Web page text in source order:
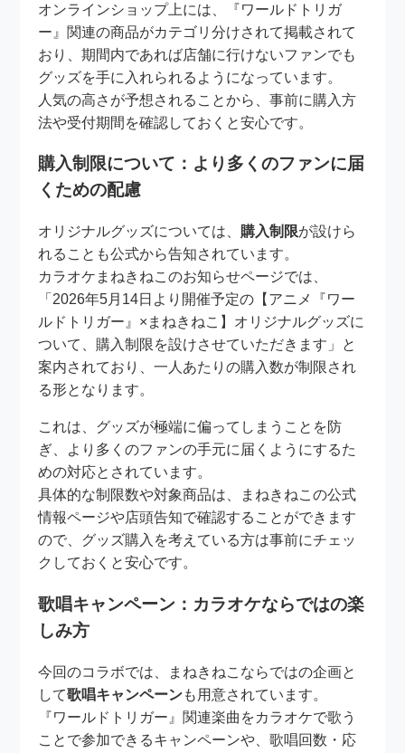
オンラインショップ上には、『ワールドトリガ
ー』関連の商品がカテゴリ分けされて掲載されて
おり、期間内であれば店舗に行けないファンでも
グッズを手に入れられるようになっています。
人気の高さが予想されることから、事前に購入方
法や受付期間を確認しておくと安心です。
購入制限について：より多くのファンに届
くための配慮
オリジナルグッズについては、 購入制限が設けら
れることも公式から告知されています。
カラオケまねきねこのお知らせページでは、
「2026年5月14日より開催予定の【アニメ『ワー
ルドトリガー』×まねきねこ】オリジナルグッズに
ついて、購入制限を設けさせていただきます」と
案内されており、一人あたりの購入数が制限され
る形となります。
これは、グッズが極端に偏ってしまうことを防
ぎ、より多くのファンの手元に届くようにするた
めの対応とされています。
具体的な制限数や対象商品は、まねきねこの公式
情報ページや店頭告知で確認することができます
ので、グッズ購入を考えている方は事前にチェッ
クしておくと安心です。
歌唱キャンペーン：カラオケならではの楽
しみ方
今回のコラボでは、まねきねこならではの企画と
して歌唱キャンペーンも用意されています。
『ワールドトリガー』関連楽曲をカラオケで歌う
ことで参加できるキャンペーンや、歌唱回数・応